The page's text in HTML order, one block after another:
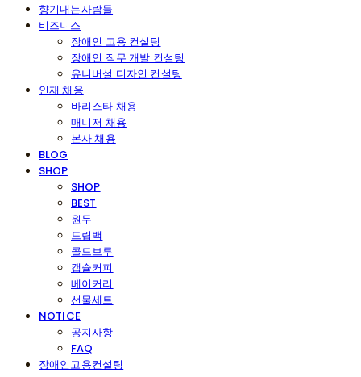
향기내는사람들
비즈니스
장애인 고용 컨설팅
장애인 직무 개발 컨설팅
유니버설 디자인 컨설팅
인재 채용
바리스타 채용
매니저 채용
본사 채용
BLOG
SHOP
SHOP
BEST
원두
드립백
콜드브루
캡슐커피
베이커리
선물세트
NOTICE
공지사항
FAQ
장애인고용컨설팅